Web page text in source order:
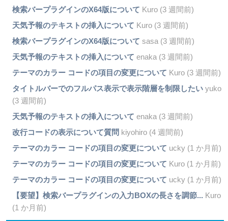
検索バープラグインのX64版について Kuro (3 週間前)
天気予報のテキストの挿入について Kuro (3 週間前)
検索バープラグインのX64版について sasa (3 週間前)
天気予報のテキストの挿入について enaka (3 週間前)
テーマのカラー コードの項目の変更について Kuro (3 週間前)
タイトルバーでのフルパス表示で表示階層を制限したいyuko
(3 週間前)
天気予報のテキストの挿入について enaka (3 週間前)
改行コードの表示について質問 kiyohiro (4 週間前)
テーマのカラー コードの項目の変更について ucky (1 か月前)
テーマのカラー コードの項目の変更について Kuro (1 か月前)
テーマのカラー コードの項目の変更について ucky (1 か月前)
【要望】検索バープラグインの入力BOXの長さを調節... Kuro
(1 か月前)